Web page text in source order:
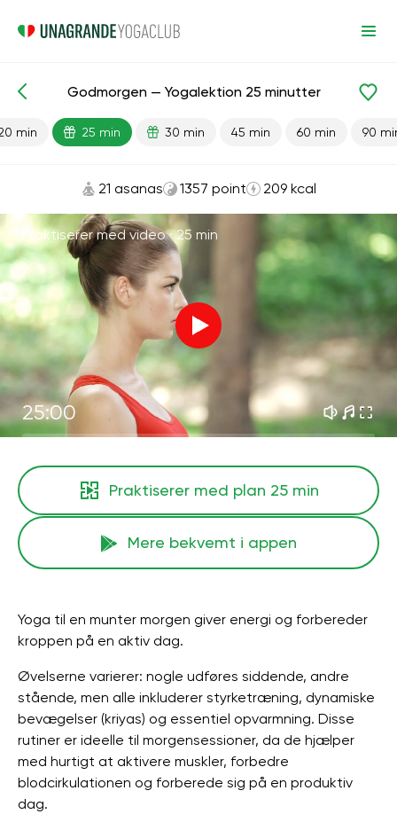
Færdiglavede lektioner Energi
Godmorgen — Yogalektion 25 minutter
min 25 min 30 min 45 min 60 min 90
21 asanas 1357 point 209 kcal
Praktiserer med video ·25 min
25:00
Praktiserer med plan 25 min
Mere bekvemt i appen
Yoga til en munter morgen giver energi og forbereder
kroppen på en aktiv dag.
Øvelserne varierer: nogle udføres siddende, andre
stående, men alle inkluderer styrketræning, dynamiske
bevægelser (kriyas) og essentiel opvarmning. Disse
rutiner er ideelle til morgensessioner, da de hjælper
med hurtigt at aktivere muskler, forbedre
blodcirkulationen og forberede sig på en produktiv
dag.